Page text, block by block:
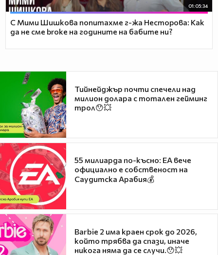
01:05:34
С Мими Шишкова попитахме г-жа Несторова: Как
да не сме broke на годините на бабите ни?
Тийнейджър почти спечели над
милион долара с тотален гейминг
трол😯💥
55 милиарда по-късно: EA вече
официално е собственост на
Саудитска Арабия💰
Barbie 2 има краен срок до 2026,
който трябва да спази, иначе
никога няма да се случи.😯💥